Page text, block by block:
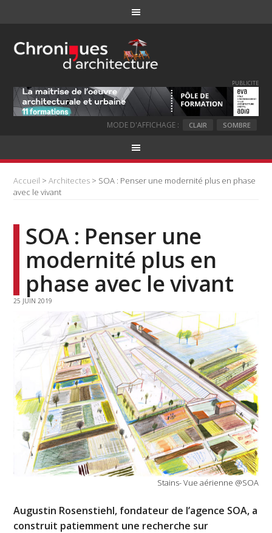
PUBLICITE
MODE D'AFFICHAGE : CLAIR SOMBRE
Accueil >Architectes > SOA : Penser une modernité plus en phase
avec le vivant
SOA : Penser une
modernité plus en
phase avec le vivant
25 JUIN 2019
Stains- Vue aérienne @SOA
Augustin Rosenstiehl, fondateur de l’agence SOA, a
construit patiemment une recherche sur